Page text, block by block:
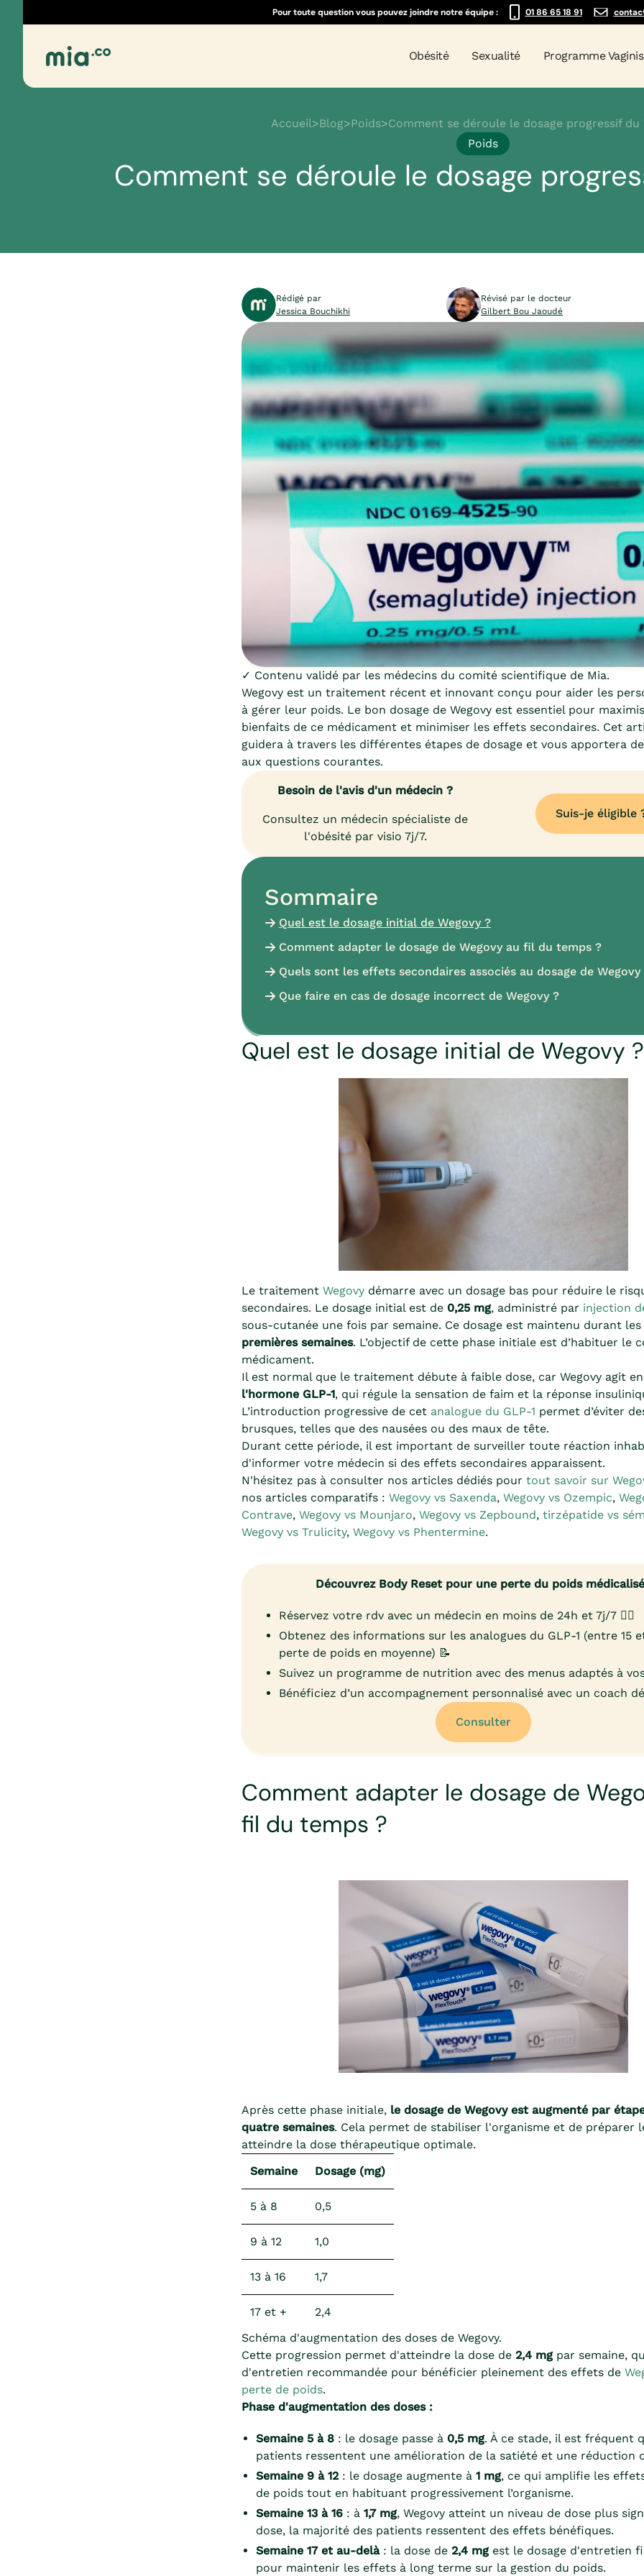
Pour toute question vous pouvez joindre notre équipe : 01 86 65 18 91
Obésité Sexualité Programme
Accueil>Blog>Poids>Comment se déroule le dosage progressif du
Poids
Comment se déroule le dosage
Rédigé par
Jessica Bouchikhi
Révisé par le docteur
Gilbert Bou Jaoudé
✓ Contenu validé par les médecins du comité scientifique de Mia.
Wegovy est un traitement récent et innovant conçu pour aider les
à gérer leur poids. Le bon dosage de Wegovy est essentiel pour
bienfaits de ce médicament et minimiser les effets secondaires. Cet
guidera à travers les différentes étapes de dosage et vous apportera
aux questions courantes.
Besoin de l'avis d'un médecin ?
Suis-je éligible
Consultez un médecin spécialiste de
l'obésité par visio 7j/7.
Sommaire
Quel est le dosage initial de Wegovy ?
Comment adapter le dosage de Wegovy au fil du temps ?
Quels sont les effets secondaires associés au dosage de Wegovy
Que faire en cas de dosage incorrect de Wegovy ?
Quel est le dosage initial de Wegovy ?
Le traitement Wegovy démarre avec un dosage bas pour réduire le
secondaires. Le dosage initial est de 0,25 mg, administré par injection
sous-cutanée une fois par semaine. Ce dosage est maintenu durant les
premières semaines. L’objectif de cette phase initiale est d’habituer le
médicament.
Il est normal que le traitement débute à faible dose, car Wegovy agit
l'hormone GLP-1, qui régule la sensation de faim et la réponse
L’introduction progressive de cet analogue du GLP-1 permet d’éviter
brusques, telles que des nausées ou des maux de tête.
Durant cette période, il est important de surveiller toute réaction
d'informer votre médecin si des effets secondaires apparaissent.
N'hésitez pas à consulter nos articles dédiés pour tout savoir sur
nos articles comparatifs : Wegovy vs Saxenda, Wegovy vs Ozempic,
Contrave, Wegovy vs Mounjaro, Wegovy vs Zepbound, tirzépatide vs
Wegovy vs Trulicity, Wegovy vs Phentermine.
Découvrez Body Reset pour une perte du poids
Réservez votre rdv avec un médecin en moins de 24h et 7j/7 👨‍⚕️
Obtenez des informations sur les analogues du GLP-1 (entre 15
perte de poids en moyenne) 📝
Suivez un programme de nutrition avec des menus adaptés à
Bénéficiez d’un accompagnement personnalisé avec un coach
Consulter
Comment adapter le dosage de
fil du temps ?
Après cette phase initiale, le dosage de Wegovy est augmenté par
quatre semaines. Cela permet de stabiliser l'organisme et de préparer
atteindre la dose thérapeutique optimale.
Semaine
Dosage (mg)
5 à 8 0,5
9 à 12 1,0
13 à 16 1,7
17 et +
2,4
Schéma d'augmentation des doses de Wegovy.
Cette progression permet d'atteindre la dose de 2,4 mgpar semaine,
d'entretien recommandée pour bénéficier pleinement des effets de
perte de poids.
Phase d'augmentation des doses :
Semaine 5 à 8 : le dosage passe à 0,5 mg. À ce stade, il est fréquent
patients ressentent une amélioration de la satiété et une réduction
Semaine 9 à 12: le dosage augmente à 1 mg, ce qui amplifie les
de poids tout en habituant progressivement l’organisme.
Semaine 13 à 16 : à 1,7 mg, Wegovy atteint un niveau de dose plus
dose, la majorité des patients ressentent des effets bénéfiques.
Semaine 17 et au-delà: la dose de 2,4 mgest le dosage d'entretien
pour maintenir les effets à long terme sur la gestion du poids.